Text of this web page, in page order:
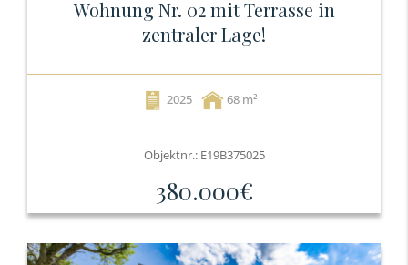
Wohnung Nr. 02 mit Terrasse in
zentraler Lage!
2025 68
Objektnr.: E19B375025
380.000€